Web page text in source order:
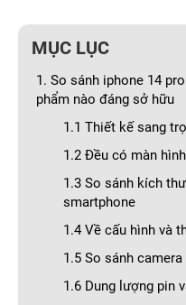
MỤC LỤC
1. So sánh iphone 14
phẩm nào đáng sở hữu
1.1 Thiết kế sang
1.2 Đều có màn
1.3 So sánh kích
smartphone
1.4 Về cấu hình và
1.5 So sánh
1.6 Dung lượng pin